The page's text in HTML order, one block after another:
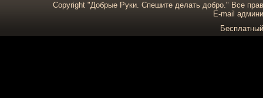
Copyright "Добрые Руки. Спешите делать добро." Все
E-mail